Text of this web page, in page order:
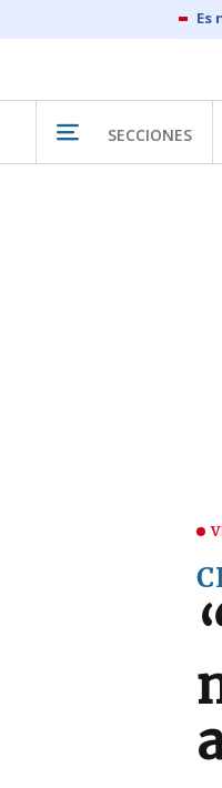
SECCIONES